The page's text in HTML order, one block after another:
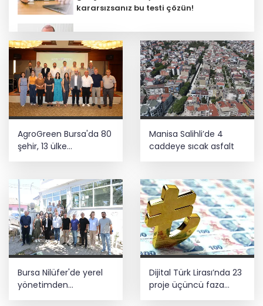
kararsızsanız bu testi çözün!
görevden uzaklaştırıldı
Çocuk adalet sisteminde yeni dönem
Üniversitelerde yeni dönem! Akademik
sahtekârlığa hapis, öğrencilere dönüş
rüzgar alarmı!
AgroGreen Bursa'da 80
şehir, 13 ülke
ağırlayacak
Manisa Salihli’de 4
caddeye sıcak asfalt
Bursa Nilüfer'de yerel
yönetimden
mahallelerde yerinde
Dijital Türk Lirası’nda 23
proje üçüncü faza
geçti